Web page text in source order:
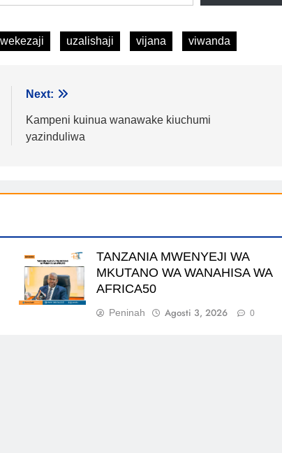
uzalishaji vijana viwanda
Next:
Kampeni kuinua wanawake kiuchumi
yazinduliwa
TANZANIA MWENYEJI WA
MKUTANO WA WANAHISA WA
AFRICA50
Peninah Agosti 3, 2026 0